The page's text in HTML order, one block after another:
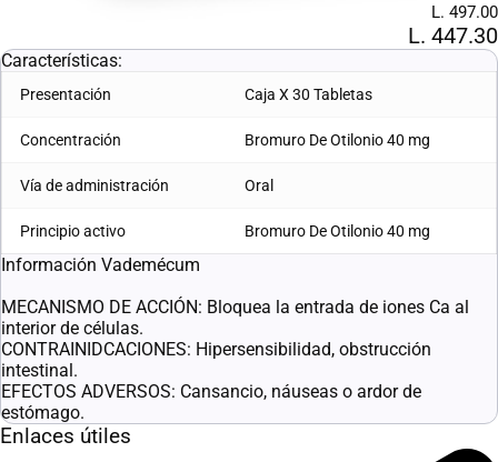
L. 497.00
L. 447.30
Características:
Presentación Caja X 30 Tabletas
Concentración Bromuro De Otilonio 40 mg
Vía de administración Oral
Principio activo Bromuro De Otilonio 40 mg
Información Vademécum
MECANISMO DE ACCIÓN: Bloquea la entrada de iones Ca al
interior de células.
CONTRAINIDCACIONES: Hipersensibilidad, obstrucción
intestinal.
EFECTOS ADVERSOS: Cansancio, náuseas o ardor de
estómago.
Enlaces útiles